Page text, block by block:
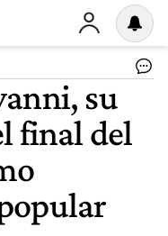
su
final del